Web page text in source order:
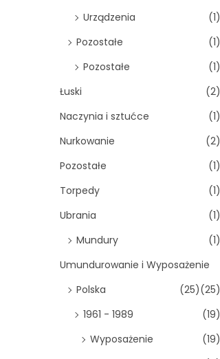
Urządzenia
(1)
Pozostałe
(1)
Pozostałe
(1)
Łuski
(2)
Naczynia i sztućce
(1)
Nurkowanie
(2)
Pozostałe
(1)
Torpedy
(1)
Ubrania
(1)
Mundury
(1)
Umundurowanie i Wyposażenie
(25)
Polska
(25)
1961 - 1989
(19)
Wyposażenie
(19)